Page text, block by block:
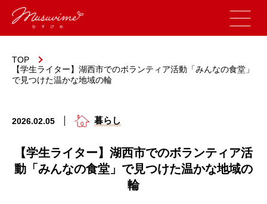
TOP
【学生ライター】湖西市でのボランティア活動「みんなの食堂」
で見つけた温かな地域の輪
2026.02.05 暮らし
【学生ライター】湖西市でのボランティア活
動「みんなの食堂」で見つけた温かな地域の
輪